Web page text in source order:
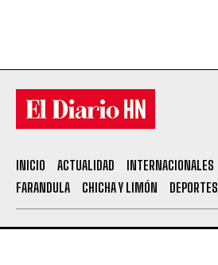
INICIO ACTUALIDAD INTERNACIONALES
FARANDULA
CHICHA Y LIMÓN DEPORTES